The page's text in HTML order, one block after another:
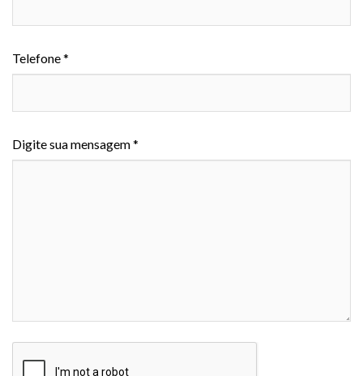
Telefone *
Digite sua mensagem *